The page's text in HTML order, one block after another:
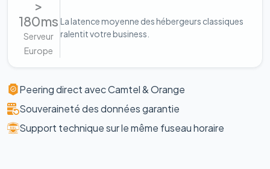
>
180ms
Serveur
Europe
La latence moyenne des hébergeurs classiques
ralentit votre business.
Peering direct avec Camtel & Orange
Souveraineté des données garantie
Support technique sur le même fuseau horaire